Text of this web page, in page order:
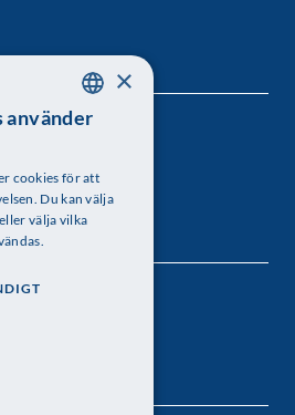
4A
SWEDISH
×
använder
cookies för att
Du kan välja
välja vilka